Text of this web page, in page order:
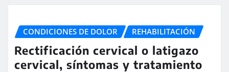
CONDICIONES DE DOLOR REHABILITACIÓN
Rectificación cervical o latigazo
cervical, síntomas y tratamiento